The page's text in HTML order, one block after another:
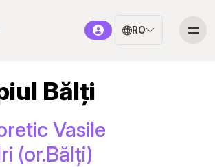
RO
Bălți
Vasile
(or.Bălți)